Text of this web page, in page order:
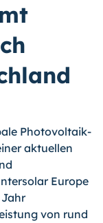
Photovoltaik-
aktuellen
Europe
von rund